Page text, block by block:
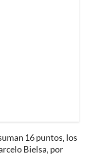
16 puntos, los
Bielsa, por